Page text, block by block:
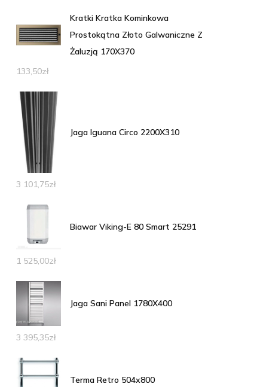
Kratki Kratka Kominkowa
Prostokątna Złoto Galwaniczne Z
Żaluzją 170X370
133,50zł
Jaga Iguana Circo 2200X310
3 101,75zł
Biawar Viking-E 80 Smart 25291
1 525,00zł
Jaga Sani Panel 1780X400
3 395,35zł
Terma Retro 504x800